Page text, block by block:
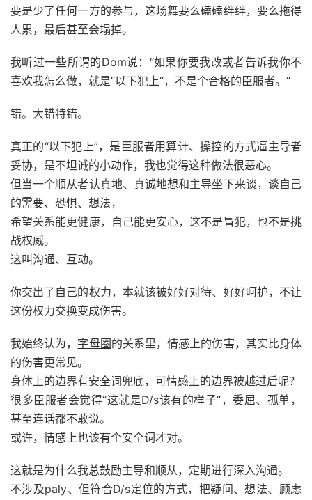
要是少了任何一方的参与，这场舞要么磕磕绊绊，要么拖得
人累，最后甚至会塌掉。
我听过一些所谓的Dom说：“如果你要我改或者告诉我你不
喜欢我怎么做，就是”以下犯上“，不是个合格的臣服者。”
错。大错特错。
真正的“以下犯上”，是臣服者用算计、操控的方式逼主导者
妥协，是不坦诚的小动作，我也觉得这种做法很恶心。
但当一个顺从者认真地、真诚地想和主导坐下来谈，谈自己
的需要、恐惧、想法，
希望关系能更健康，自己能更安心，这不是冒犯，也不是挑
战权威。
这叫沟通、互动。
你交出了自己的权力，本就该被好好对待、好好呵护，不让
这份权力交换变成伤害。
我始终认为， 字母圈的关系里，情感上的伤害，其实比身体
的伤害更常见。
身体上的边界有安全词兜底，可情感上的边界被越过后呢？
很多臣服者会觉得“这就是D/s该有的样子”，委屈、孤单，
甚至连话都不敢说。
或许，情感上也该有个安全词才对。
这就是为什么我总鼓励主导和顺从，定期进行深入沟通。
不涉及paly、但符合D/s定位的方式，把疑问、想法、顾虑